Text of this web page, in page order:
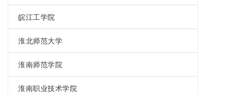
皖江工学院
淮北师范大学
淮南师范学院
淮南职业技术学院